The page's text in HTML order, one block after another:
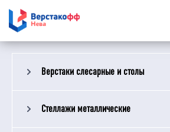
Верстаки слесарные и столы
Стеллажи металлические